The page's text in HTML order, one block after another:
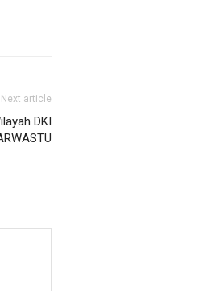
Next article
DKI